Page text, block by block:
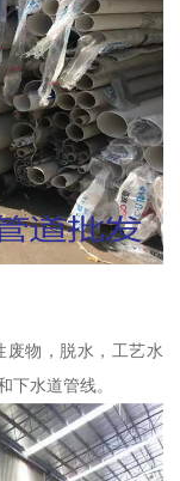
废物，脱水，工艺水
下水道管线。